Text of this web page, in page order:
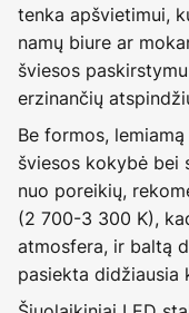
tenka apšvietimui,
namų biure ar
šviesos
erzinančių
Be formos,
šviesos kokybė bei
nuo poreikių,
(2 700-3 300 K),
atmosfera, ir baltą
pasiekta didžiausia